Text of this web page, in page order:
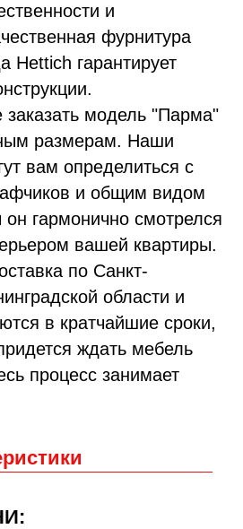
и
фурнитура
Hettich гарантирует
модель "Парма"
размерам. Наши
вам определиться с
и общим видом
он гармонично смотрелся
вашей квартиры.
по Санкт-
области и
в кратчайшие сроки,
ждать мебель
процесс занимает